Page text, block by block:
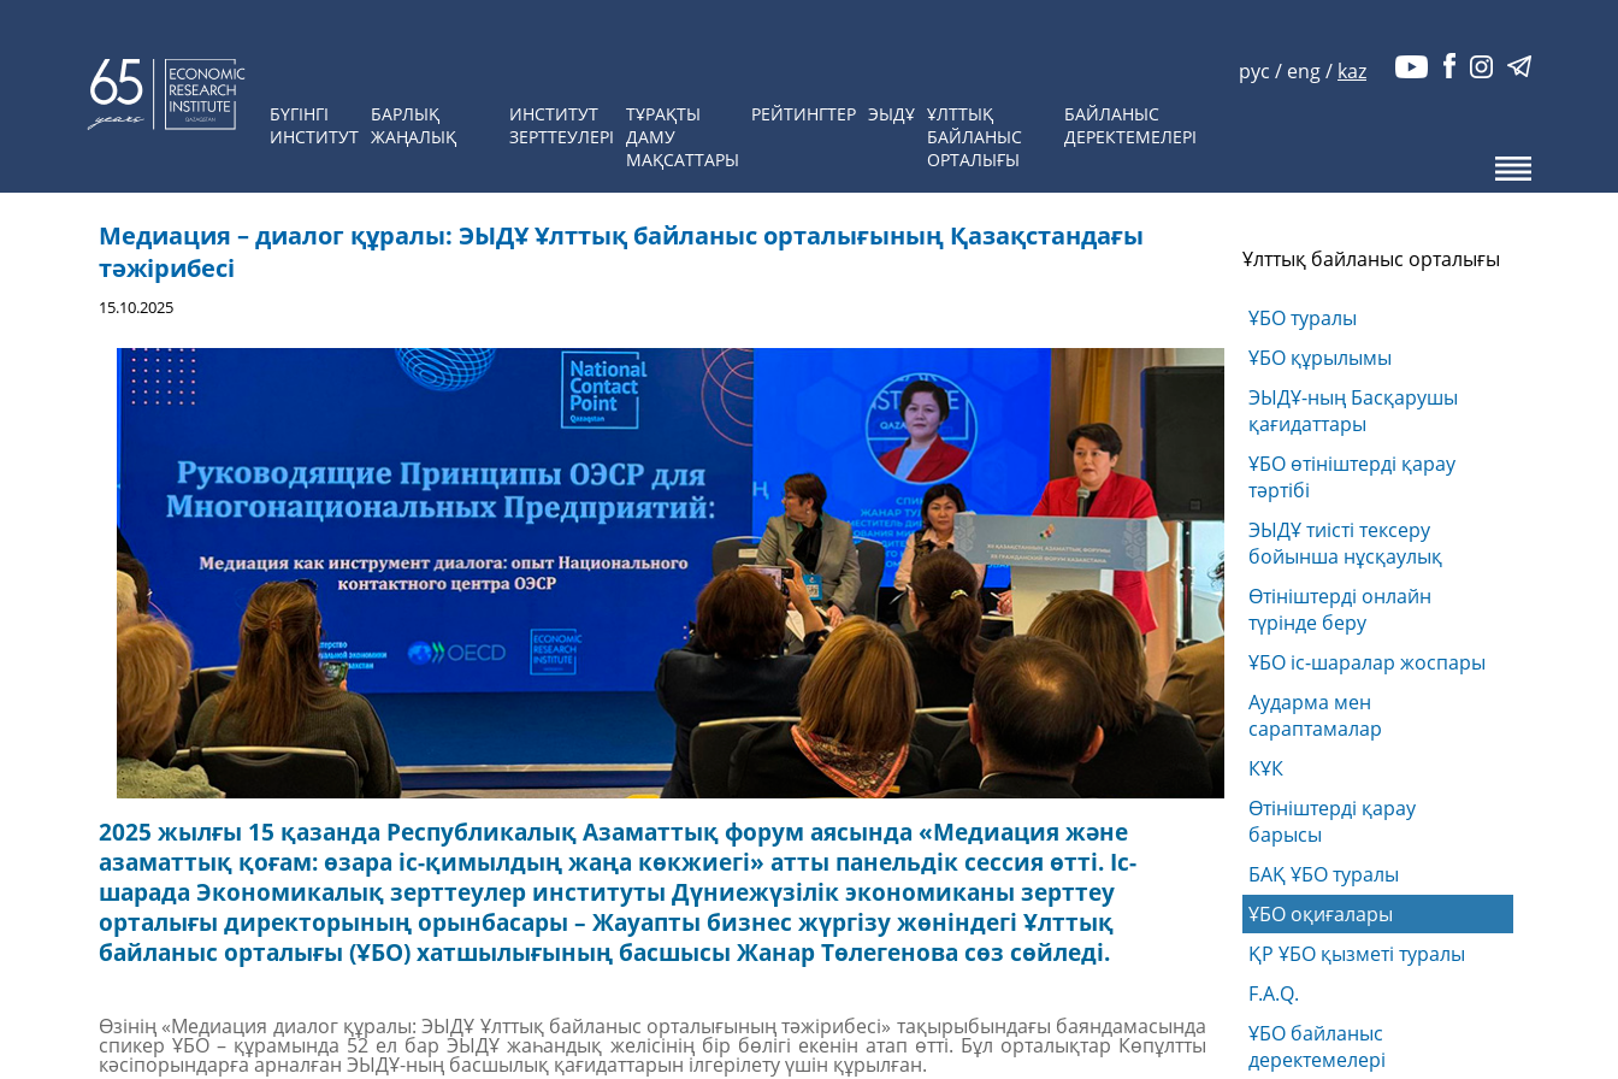
БҮГІНГІ
ИНСТИТУТ
БАРЛЫҚ
ЖАҢАЛЫҚ
ИНСТИТУТ
ЗЕРТТЕУЛЕРІ
ТҰРАҚТЫ
ДАМУ
МАҚСАТТАРЫ
РЕЙТИНГТЕР ЭЫДҰ ҰЛТТЫҚ
БАЙЛАНЫС
ОРТАЛЫҒЫ
БАЙЛАНЫС
ДЕРЕКТЕМЕЛЕРІ
рус / eng/ kaz
Медиация – диалог құралы: ЭЫДҰ Ұлттық байланыс орталығының Қазақстандағы
тәжірибесі
15.10.2025
2025 жылғы 15 қазанда Республикалық Азаматтық форум аясында «Медиация және
азаматтық қоғам: өзара іс-қимылдың жаңа көкжиегі» атты панельдік сессия өтті. Іс-
шарада Экономикалық зерттеулер институты Дүниежүзілік экономиканы зерттеу
орталығы директорының орынбасары – Жауапты бизнес жүргізу жөніндегі Ұлттық
байланыс орталығы (ҰБО) хатшылығының басшысы Жанар Төлегенова сөз сөйледі.
Өзінің «Медиация диалог құралы: ЭЫДҰ Ұлттық байланыс орталығының тәжірибесі» тақырыбындағы баяндамасында
спикер ҰБО – құрамында 52 ел бар ЭЫДҰ жаһандық желісінің бір бөлігі екенін атап өтті. Бұл орталықтар Көпұлтты
кәсіпорындарға арналған ЭЫДҰ-ның басшылық қағидаттарын ілгерілету үшін құрылған.
Ұлттық байланыс орталығы
ҰБО туралы
ҰБО құрылымы
ЭЫДҰ-ның Басқарушы
қағидаттары
ҰБО өтініштерді қарау
тәртібі
ЭЫДҰ тиісті тексеру
бойынша нұсқаулық
Өтініштерді онлайн
түрінде беру
ҰБО іс-шаралар жоспары
Аударма мен
сараптамалар
КҰК
Өтініштерді қарау
барысы
БАҚ ҰБО туралы
ҰБО оқиғалары
ҚР ҰБО қызметі туралы
F.A.Q.
ҰБО байланыс
деректемелерi